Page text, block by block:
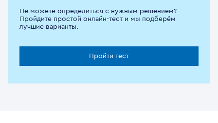
Не можете определиться с нужным решением?
Пройдите простой онлайн-тест и мы подберём
лучшие варианты.
Пройти тест